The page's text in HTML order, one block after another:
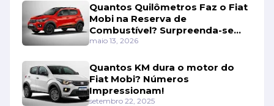
Quantos Quilômetros Faz o Fiat
Mobi na Reserva de
Combustível? Surpreenda-se
Com os Números!
maio 13, 2026
Quantos KM dura o motor do
Fiat Mobi? Números
Impressionam!
setembro 22, 2025